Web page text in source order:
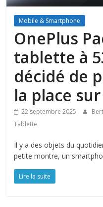
Mobile & Smartphone
OnePlus
tablette à
décidé de
la place
22 septembre 2025
Tablette
Il y a des objets du
petite montre, un
Lire la suite